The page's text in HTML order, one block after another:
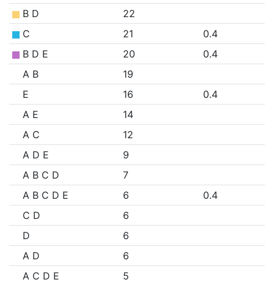
B D
22
C
21
0.4
B D E
20
0.4
A B
19
E
16
0.4
A E
14
A C
12
A D E
9
A B C D
7
A B C D E
6
0.4
C D
6
D
6
A D
6
A C D E
5